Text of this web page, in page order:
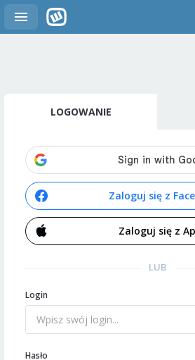
LOGOWANIE
Zaloguj się z
Zaloguj się z
LUB
Login
Hasło